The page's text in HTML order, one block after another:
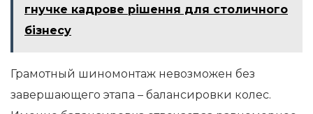
гнучке кадрове рішення для столичного
бізнесу
Грамотный шиномонтаж невозможен без
завершающего этапа – балансировки колес.